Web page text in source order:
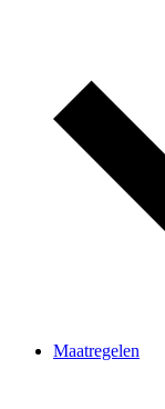
Maatregelen